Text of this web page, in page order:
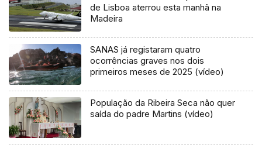
de Lisboa aterrou esta manhã na
Madeira
SANAS já registaram quatro
ocorrências graves nos dois
primeiros meses de 2025 (vídeo)
População da Ribeira Seca não quer
saída do padre Martins (vídeo)